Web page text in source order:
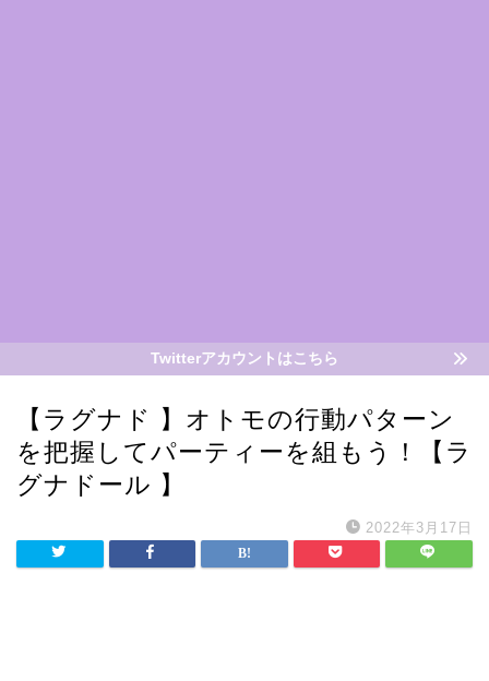
Twitterアカウントはこちら
【ラグナド 】オトモの行動パターン
を把握してパーティーを組もう！【ラ
グナドール 】
2022年3月17日